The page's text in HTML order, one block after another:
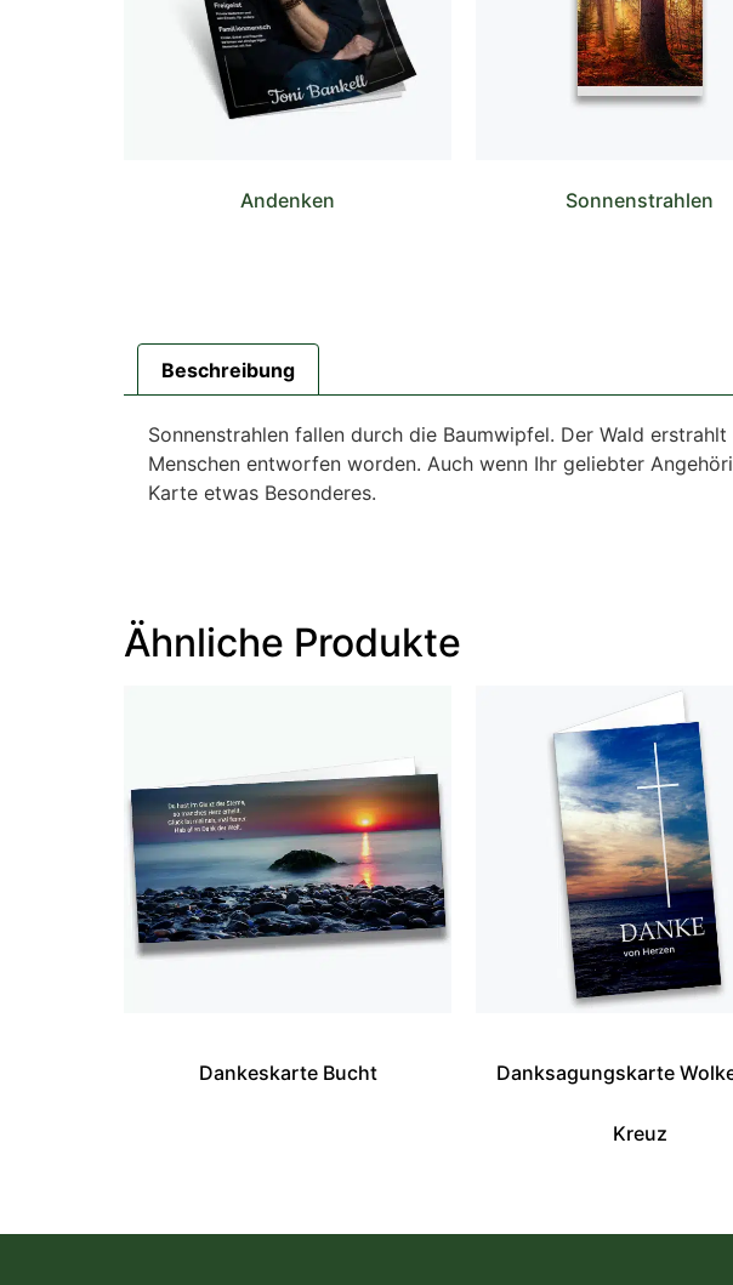
Andenken Sonnenstrahlen
Beschreibung
Sonnenstrahlen fallen durch die Baumwipfel. Der Wald
Menschen entworfen worden. Auch wenn Ihr geliebter
Karte etwas Besonderes.
Ähnliche Produkte
Dankeskarte Bucht Danksagungskarte
Kreuz